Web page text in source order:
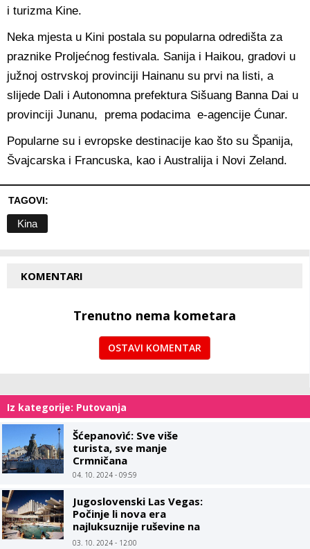
i turizma Kine.
Neka mjesta u Kini postala su popularna odredišta za
praznike Proljećnog festivala. Sanija i Haikou, gradovi u
južnoj ostrvskoj provinciji Hainanu su prvi na listi, a
slijede Dali i Autonomna prefektura Sišuang Banna Dai u
provinciji Junanu, prema podacima e-agencije Ćunar.
Popularne su i evropske destinacije kao što su Španija,
Švajcarska i Francuska, kao i Australija i Novi Zeland.
TAGOVI:
Kina
KOMENTARI
Trenutno nema kometara
OSTAVI KOMENTAR
Iz kategorije: Putovanja
Šćepanovìć: Sve više
turista, sve manje
Crmničana
04. 10. 2024 - 09:59
Jugoslovenski Las Vegas:
Počinje li nova era
najluksuznije ruševine na
Jadranu?
03. 10. 2024 - 12:00